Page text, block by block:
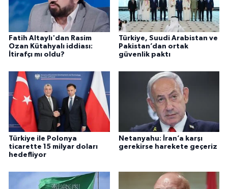
Fatih Altaylı'dan Rasim
Ozan Kütahyalı iddiası:
İtirafçı mı oldu?
Türkiye, Suudi Arabistan ve
Pakistan’dan ortak
güvenlik paktı
Türkiye ile Polonya
ticarette 15 milyar doları
hedefliyor
Netanyahu: İran’a karşı
gerekirse harekete geçeriz